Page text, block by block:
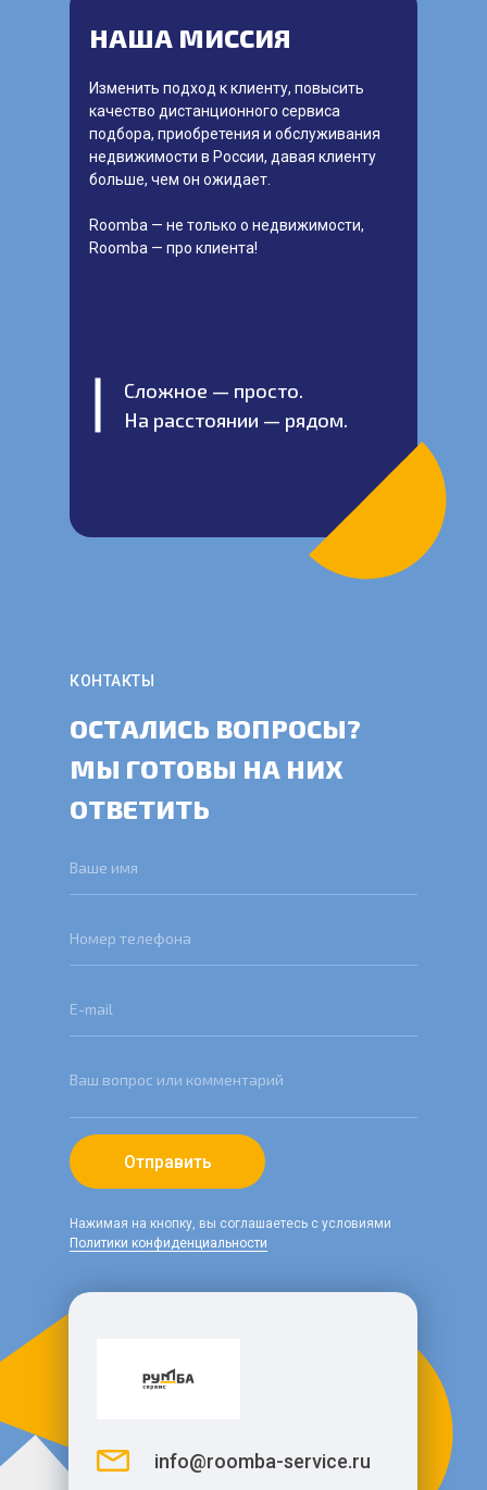
НАША МИССИЯ
Изменить подход к клиенту, повысить
качество дистанционного сервиса
подбора, приобретения и обслуживания
недвижимости в России, давая клиенту
больше, чем он ожидает.
Roomba — не только о недвижимости,
Roomba — про клиента!
Сложное — просто.
На расстоянии — рядом.
Смотреть видео
info@roomba-service.ru
ОСТАЛИСЬ ВОПРОСЫ?
МЫ ГОТОВЫ НА НИХ
ОТВЕТИТЬ
КОНТАКТЫ
Ваше имя
Номер телефона
E-mail
Ваш вопрос или комментарий
Отправить
Нажимая на кнопку, вы соглашаетесь с условиями
Политики конфиденциальности